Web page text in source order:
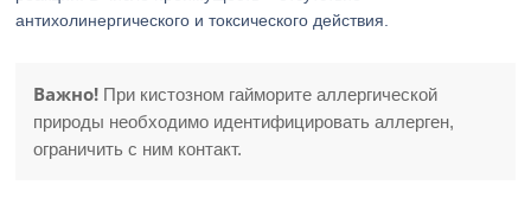
антихолинергического и токсического действия.
Важно! При кистозном гайморите аллергической
природы необходимо идентифицировать аллерген,
ограничить с ним контакт.